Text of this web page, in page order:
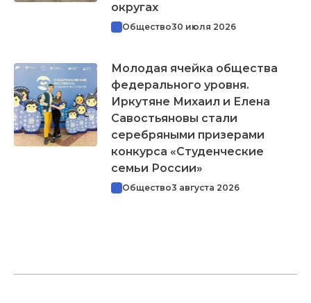
округах
Общество30 июля 2026
Молодая ячейка общества
федерального уровня.
Иркутяне Михаил и Елена
Савостьяновы стали
серебряными призерами
конкурса «Студенческие
семьи России»
Общество3 августа 2026